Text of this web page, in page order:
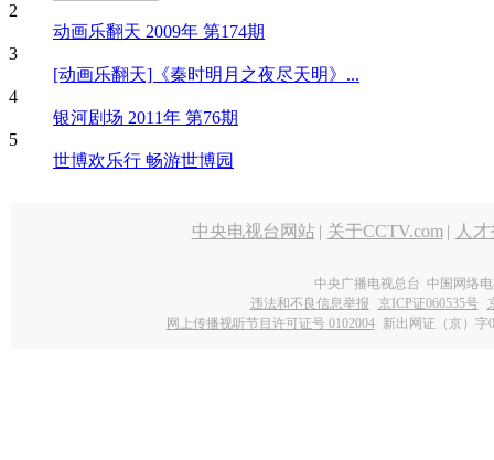
2
动画乐翻天 2009年 第174期
3
[动画乐翻天]《秦时明月之夜尽天明》...
4
银河剧场 2011年 第76期
5
世博欢乐行 畅游世博园
中央电视台网站 | 关于CCTV.com | 人
中央广播电视总台 中国网络
违法和不良信息举报
京ICP证060535号
网上传播视听节目许可证号 0102004 新出网证（京）